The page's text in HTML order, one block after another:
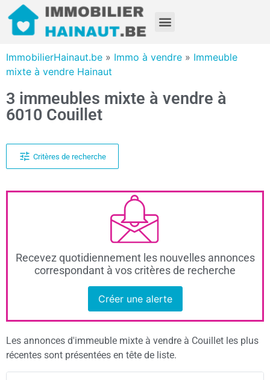
ImmobilierHainaut.be » Immo à vendre » Immeuble
mixte à vendre Hainaut
3 immeubles mixte à vendre à
6010 Couillet
Critères de recherche
Recevez quotidiennement les nouvelles annonces
correspondant à vos critères de recherche
Créer une alerte
Les annonces d'immeuble mixte à vendre à Couillet les plus
récentes sont présentées en tête de liste.